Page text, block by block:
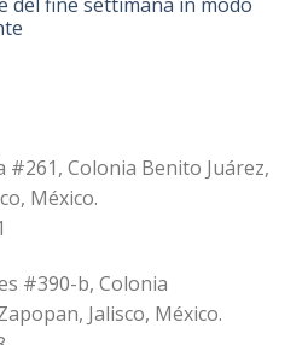
#261, Colonia Benito Juárez,
México.
#390-b, Colonia
Jalisco, México.